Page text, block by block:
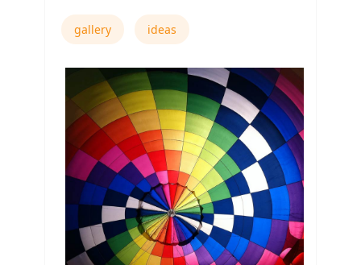
gallery ideas